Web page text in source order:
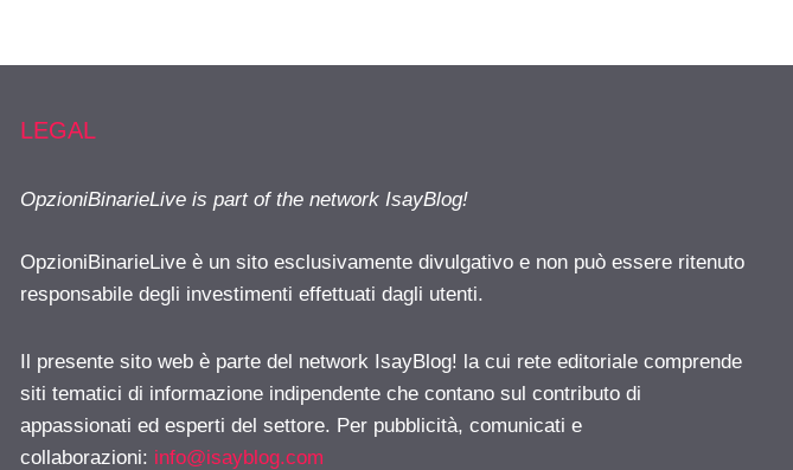
LEGAL
OpzioniBinarieLive is part of the network IsayBlog!
OpzioniBinarieLive è un sito esclusivamente divulgativo e non può essere ritenuto
responsabile degli investimenti effettuati dagli utenti.
Il presente sito web è parte del network IsayBlog! la cui rete editoriale comprende
siti tematici di informazione indipendente che contano sul contributo di
appassionati ed esperti del settore. Per pubblicità, comunicati e
collaborazioni: info@isayblog.com